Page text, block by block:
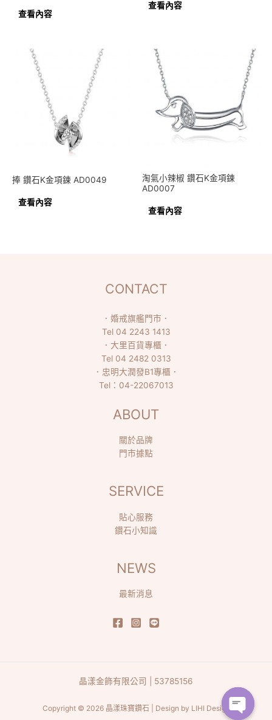
查看內容
查看內容
捧 鑽石K金項鍊 AD0049
查看內容
淘氣小辣椒 鑽石K金項鍊
AD0007
查看內容
CONTACT
． 婚戒旗艦門市 ．
Tel 04 2243 1413
． 大里百貨專櫃 ．
Tel 04 2482 0313
． 忠明大潤發B1專櫃 ．
Tel： 04-22067013
ABOUT
關於品牌
門市據點
SERVICE
貼心服務
鑽石小知識
NEWS
最新消息
晶漾金飾有限公司 | 53785156
Copyright © 2026 晶漾珠寶鑽石 | Design by LIHI Design